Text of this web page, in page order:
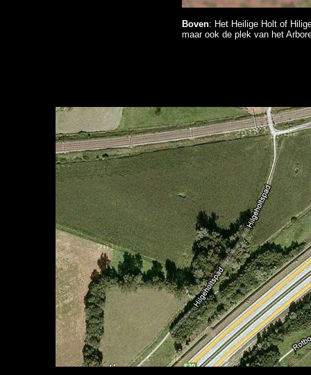
Boven: Het Heilige Holt of
maar ook de plek van het